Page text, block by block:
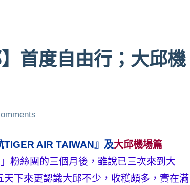
首度自由行；大邱機
TIGER AIR TAIWAN』及大邱機場篇
粉絲團的三個月後，雖說已三次來到大
下來更認識大邱不少，收穫頗多，實在滿